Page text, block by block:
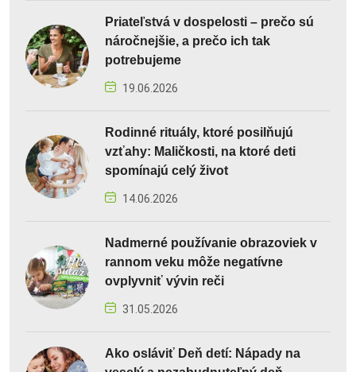
Priateľstvá v dospelosti – prečo sú
náročnejšie, a prečo ich tak
potrebujeme
19.06.2026
Rodinné rituály, ktoré posilňujú
vzťahy: Maličkosti, na ktoré deti
spomínajú celý život
14.06.2026
Nadmerné používanie obrazoviek v
rannom veku môže negatívne
ovplyvniť vývin reči
31.05.2026
Ako osláviť Deň detí: Nápady na